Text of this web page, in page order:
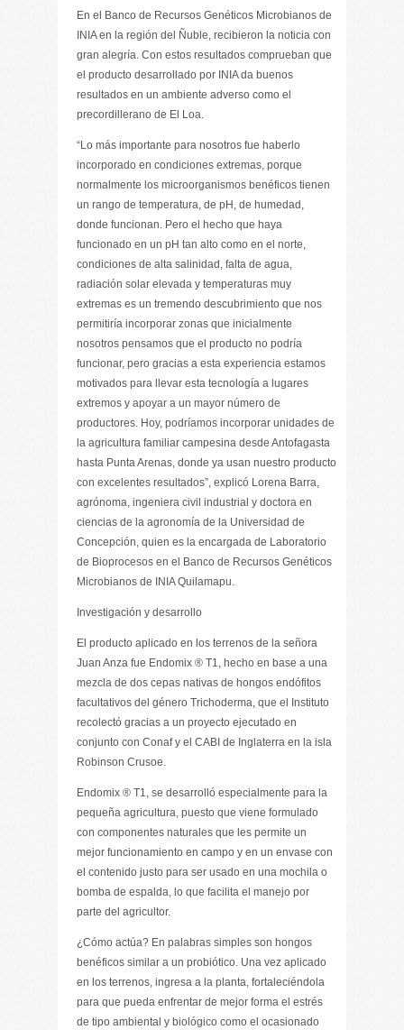
En el Banco de Recursos Genéticos Microbianos de
INIA en la región del Ñuble, recibieron la noticia con
gran alegría. Con estos resultados comprueban que
el producto desarrollado por INIA da buenos
resultados en un ambiente adverso como el
precordillerano de El Loa.
“Lo más importante para nosotros fue haberlo
incorporado en condiciones extremas, porque
normalmente los microorganismos benéficos tienen
un rango de temperatura, de pH, de humedad,
donde funcionan. Pero el hecho que haya
funcionado en un pH tan alto como en el norte,
condiciones de alta salinidad, falta de agua,
radiación solar elevada y temperaturas muy
extremas es un tremendo descubrimiento que nos
permitiría incorporar zonas que inicialmente
nosotros pensamos que el producto no podría
funcionar, pero gracias a esta experiencia estamos
motivados para llevar esta tecnología a lugares
extremos y apoyar a un mayor número de
productores. Hoy, podríamos incorporar unidades de
la agricultura familiar campesina desde Antofagasta
hasta Punta Arenas, donde ya usan nuestro producto
con excelentes resultados”, explicó Lorena Barra,
agrónoma, ingeniera civil industrial y doctora en
ciencias de la agronomía de la Universidad de
Concepción, quien es la encargada de Laboratorio
de Bioprocesos en el Banco de Recursos Genéticos
Microbianos de INIA Quilamapu.
Investigación y desarrollo
El producto aplicado en los terrenos de la señora
Juan Anza fue Endomix ® T1, hecho en base a una
mezcla de dos cepas nativas de hongos endófitos
facultativos del género Trichoderma, que el Instituto
recolectó gracias a un proyecto ejecutado en
conjunto con Conaf y el CABI de Inglaterra en la isla
Robinson Crusoe.
Endomix ® T1, se desarrolló especialmente para la
pequeña agricultura, puesto que viene formulado
con componentes naturales que les permite un
mejor funcionamiento en campo y en un envase con
el contenido justo para ser usado en una mochila o
bomba de espalda, lo que facilita el manejo por
parte del agricultor.
¿Cómo actúa? En palabras simples son hongos
benéficos similar a un probiótico. Una vez aplicado
en los terrenos, ingresa a la planta, fortaleciéndola
para que pueda enfrentar de mejor forma el estrés
de tipo ambiental y biológico como el ocasionado